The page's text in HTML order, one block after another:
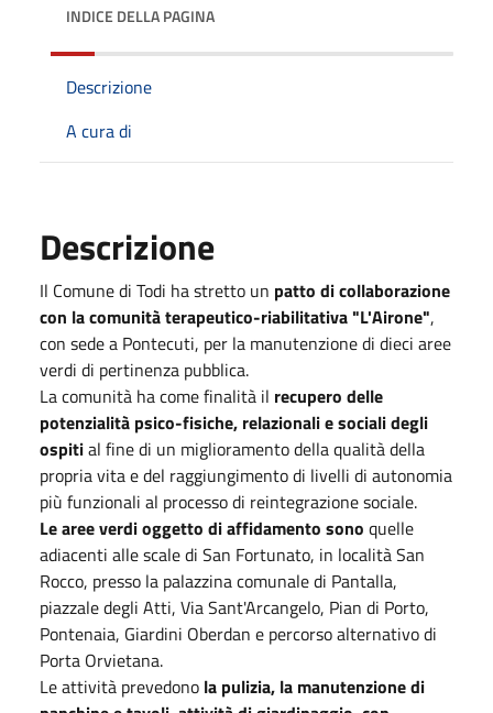
INDICE DELLA PAGINA
Descrizione
A cura di
Descrizione
Il Comune di Todi ha stretto un patto di collaborazione
con la comunità terapeutico-riabilitativa "L'Airone",
con sede a Pontecuti, per la manutenzione di dieci aree
verdi di pertinenza pubblica.
La comunità ha come finalità il recupero delle
potenzialità psico-fisiche, relazionali e sociali degli
ospitial fine di un miglioramento della qualità della
propria vita e del raggiungimento di livelli di autonomia
più funzionali al processo di reintegrazione sociale.
Le aree verdi oggetto di affidamento sono quelle
adiacenti alle scale di San Fortunato, in località San
Rocco, presso la palazzina comunale di Pantalla,
piazzale degli Atti, Via Sant'Arcangelo, Pian di Porto,
Pontenaia, Giardini Oberdan e percorso alternativo di
Porta Orvietana.
Le attività prevedono la pulizia, la manutenzione di